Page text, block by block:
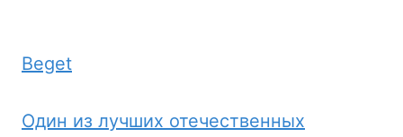
Beget
Один из лучших отечественных